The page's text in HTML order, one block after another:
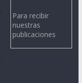
Para recibir
nuestras
publicaciones